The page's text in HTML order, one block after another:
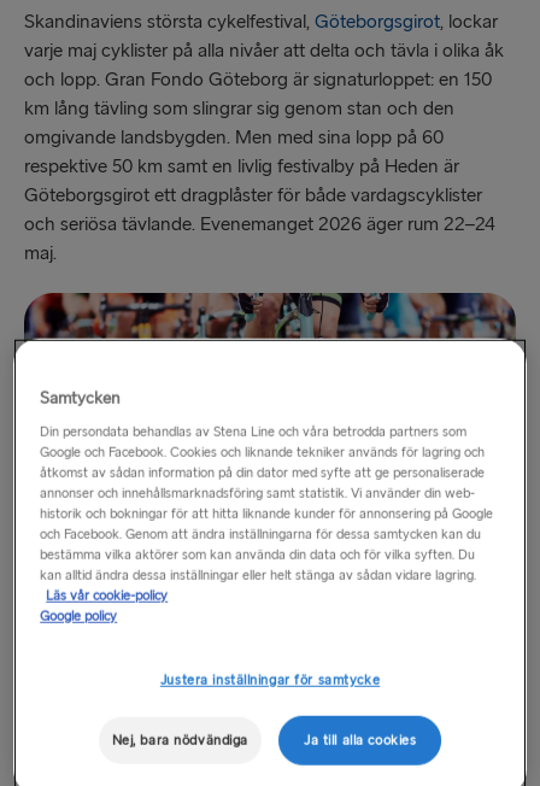
Skandinaviens största cykelfestival, Göteborgsgirot, lockar
varje maj cyklister på alla nivåer att delta och tävla i olika åk
och lopp. Gran Fondo Göteborg är signaturloppet: en 150
km lång tävling som slingrar sig genom stan och den
omgivande landsbygden. Men med sina lopp på 60
respektive 50 km samt en livlig festivalby på Heden är
Göteborgsgirot ett dragplåster för både vardagscyklister
och seriösa tävlande. Evenemanget 2026 äger rum 22–24
maj.
I slutet av varje sommar förvandlarGöteborgs
stadens torg och gator till en enda gatufest som firar
all kultur. Alla slags uppträdanden – livemusik, dans, film,
gatukonst, hantverk, komedi, poesi och mycket mer – firas
Samtycken
Din persondata behandlas av Stena Line och våra betrodda partners som
Google och Facebook. Cookies och liknande tekniker används för lagring och
åtkomst av sådan information på din dator med syfte att ge personaliserade
annonser och innehållsmarknadsföring samt statistik. Vi använder din web-
historik och bokningar för att hitta liknande kunder för annonsering på Google
och Facebook. Genom att ändra inställningarna för dessa samtycken kan du
bestämma vilka aktörer som kan använda din data och för vilka syften. Du
kan alltid ändra dessa inställningar eller helt stänga av sådan vidare lagring.
Läs vår cookie-policy
Google policy
Justera inställningar för samtycke
Nej, bara nödvändiga Ja till alla cookies